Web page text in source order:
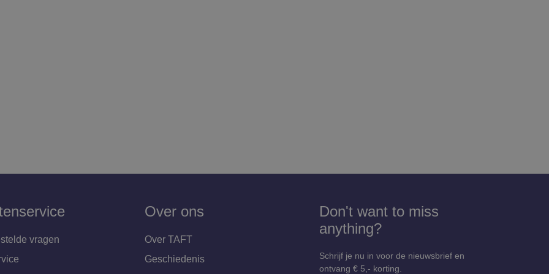
vragen
Over ons
Over TAFT
Geschiedenis
Don't want to miss
anything?
Schrijf je nu in voor de nieuwsbrief en
ontvang € 5,- korting.